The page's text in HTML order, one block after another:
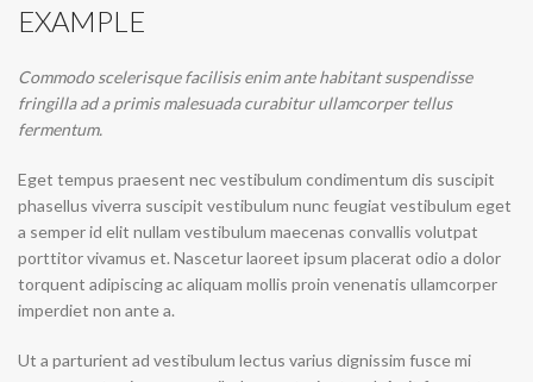
EXAMPLE
Commodo scelerisque facilisis enim ante habitant suspendisse
fringilla ad a primis malesuada curabitur ullamcorper tellus
fermentum.
Eget tempus praesent nec vestibulum condimentum dis suscipit
phasellus viverra suscipit vestibulum nunc feugiat vestibulum eget
a semper id elit nullam vestibulum maecenas convallis volutpat
porttitor vivamus et. Nascetur laoreet ipsum placerat odio a dolor
torquent adipiscing ac aliquam mollis proin venenatis ullamcorper
imperdiet non ante a.
Ut a parturient ad vestibulum lectus varius dignissim fusce mi